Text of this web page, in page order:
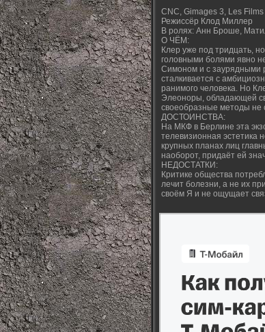
CNC, Gimages 3, Les
Режиссёр Клод Миллер
В ролях: Анн Броше,
О ЧЁМ:
Клер уже под тридцать,
головными болями явно
Симоном и с заурядными
сталкивается с
ранимого человека. Но
Элеоноры, обладающей
своеобразные методы не
ДОСТОИНСТВА:
На МКФ в Берлине эта
телевизионная эстетика
крупных планах лиц
наоборот, придаёт ей
НЕДОСТАТКИ:
Критике общества
лечит болезни, а не их
своём Я и не ощущает